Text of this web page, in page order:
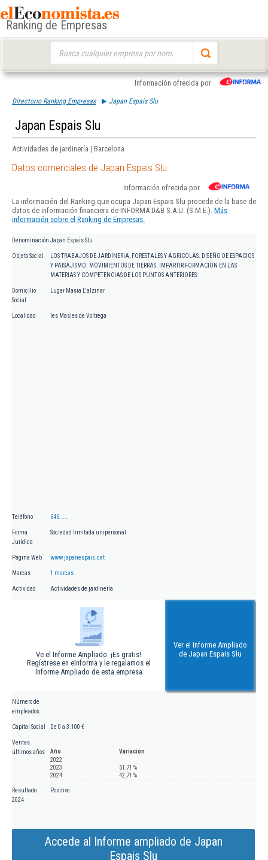
Ranking de Empresas
Información ofrecida por
Directorio Ranking Empresas Japan Espais Slu
Japan Espais Slu
Actividades de jardinería | Barcelona
Datos comerciales de Japan Espais Slu
Información ofrecida por
La información del Ranking que ocupa Japan Espais Slu procede de la base de
datos de información financiera de INFORMA D&B S.A.U. (S.M.E.). Más
información sobre el Ranking de Empresas.
Denominación Japan Espais Slu
Objeto Social
LOS TRABAJOS DE JARDINERIA, FORESTALES Y AGRICOLAS. DISEÑO DE ESPACIOS
Y PAISAJISMO. MOVIMIENTOS DE TIERRAS. IMPARTIR FORMACION EN LAS
MATERIAS Y COMPETENCIAS DE LOS PUNTOS ANTERIORES.
Domicilio
Social
Lugar Masia L'alzinar
Localidad les Masies de Voltrega
Teléfono 646.....
Forma
Jurídica
Sociedad limitada unipersonal
Página Web www.japanespais.cat
Marcas 1 marcas
Actividad Actividades de jardinería
Ve el Informe Ampliado. ¡Es gratis!
Regístrese en eInforma y le regalamos el
Informe Ampliado de esta empresa
Ver el Informe Ampliado
de Japan Espais Slu
Número de
empleados
Capital Social De 0 a 3.100 €
Ventas
últimos años
Año
Variación
2022
2023
51,71 %
2024
42,71 %
Resultado
2024
Positivo
Accede al Informe ampliado de Japan
Espais Slu